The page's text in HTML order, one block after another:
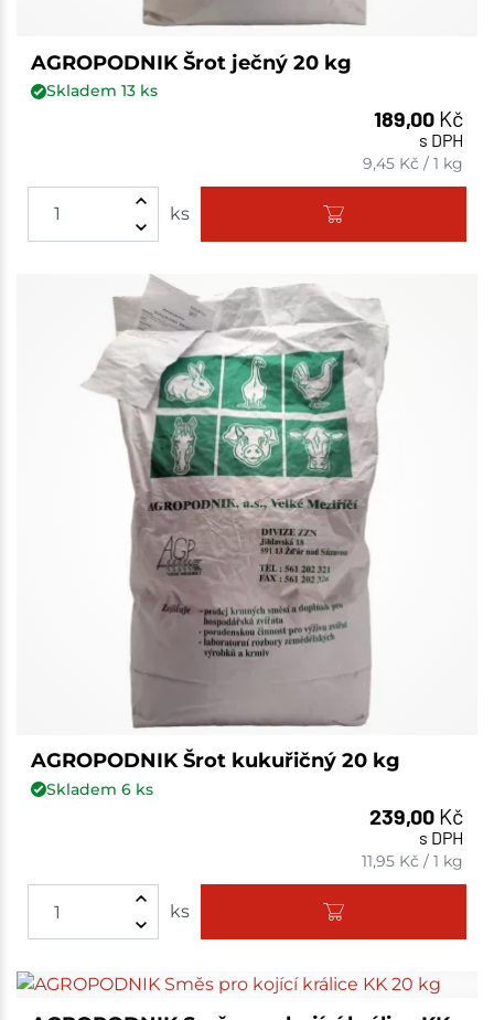
AGROPODNIK Šrot ječný 20 kg
Skladem 13ks
189,00 Kč
s DPH
9,45 Kč /1 kg
ks
AGROPODNIK Šrot kukuřičný 20 kg
Skladem 6ks
239,00 Kč
s DPH
11,95 Kč /1 kg
ks